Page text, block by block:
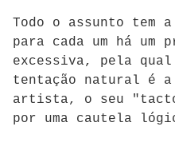
Todo o assunto
para cada um há
excessiva, pela
tentação natural é
artista, o seu
por uma cautela